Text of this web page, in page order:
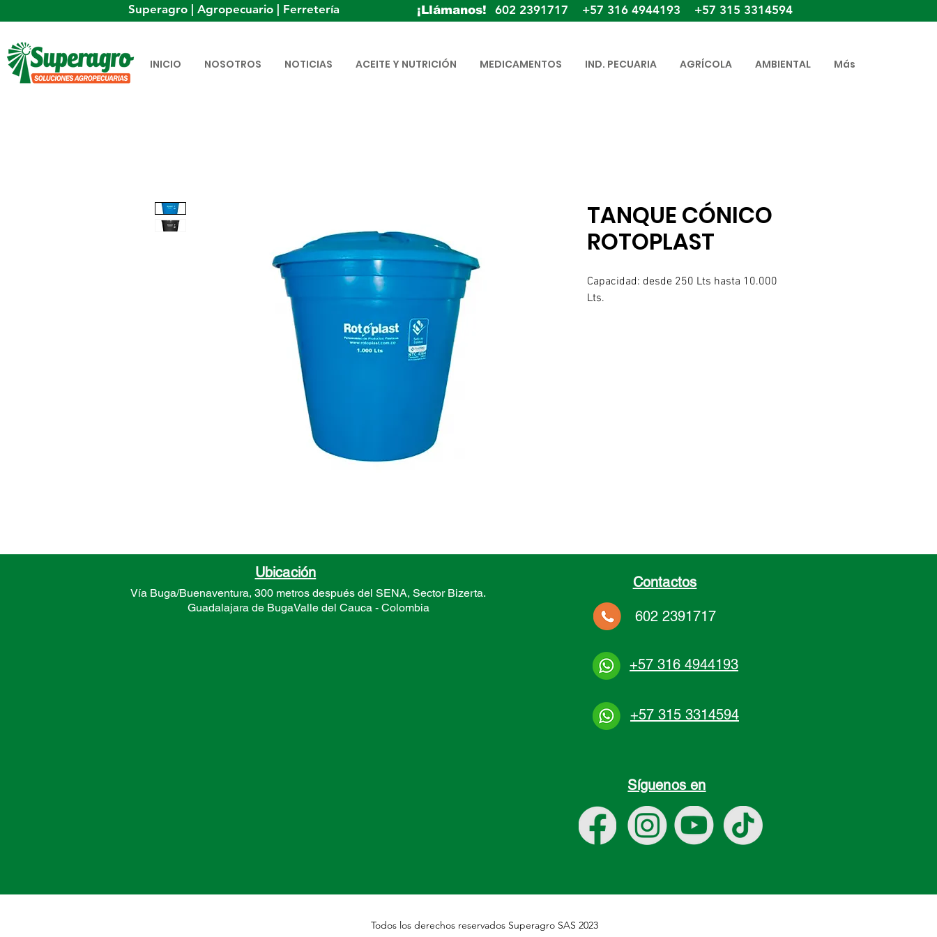
¡Llámanos! 602 2391717 +57 316 4944193 +57 315 3314594
Superagro | Agropecuario | Ferretería
INICIO NOSOTROS NOTICIAS ACEITE Y NUTRICIÓN MEDICAMENTOS IND. PECUARIA AGRÍCOLA AMBIENTAL Más
TANQUE CÓNICO
ROTOPLAST
Capacidad: desde 250 Lts hasta 10.000
Lts.
Ubicación
Vía Buga/Buenaventura, 300 metros después del SENA, Sector Bizerta.
Guadalajara de BugaValle del Cauca - Colombia
Contactos
602 2391717
+57 316 4944193
+57 315 3314594
Síguenos en
Todos los derechos reservados Superagro SAS 2023